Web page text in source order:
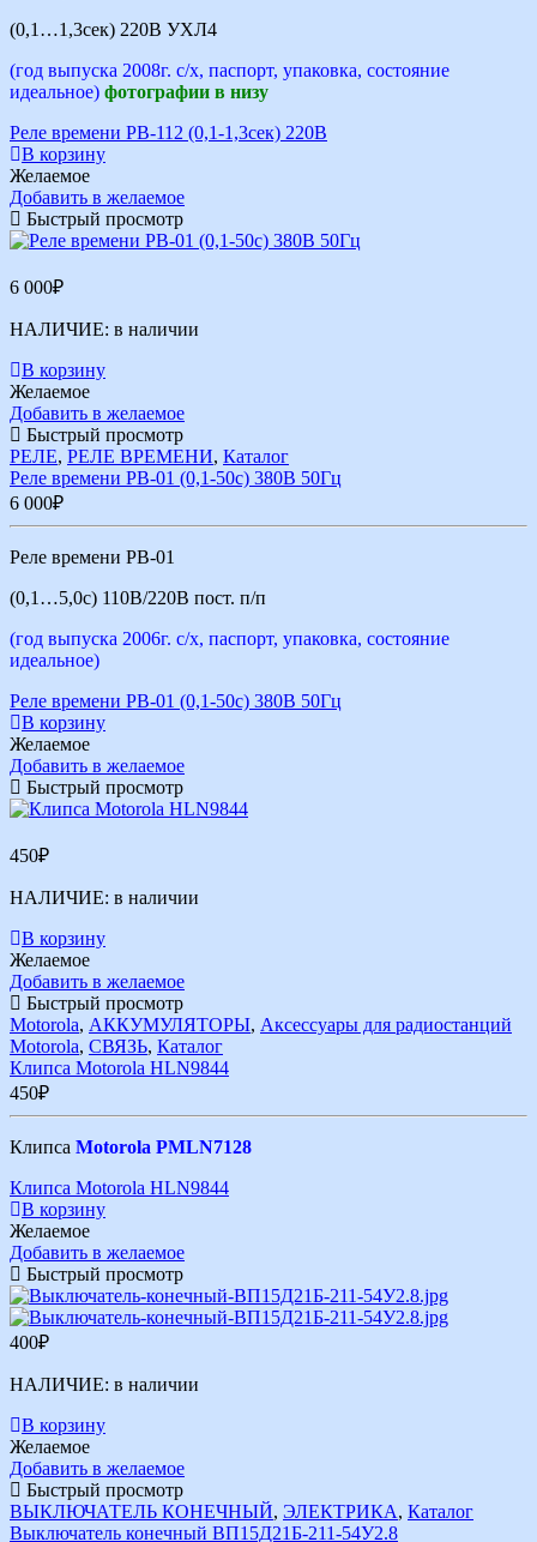
(0,1…1,3сек) 220В УХЛ4
(год выпуска 2008г. с/х, паспорт, упаковка, состояние
идеальное) фотографии в низу
Реле времени РВ-112 (0,1-1,3сек) 220В
В корзину
Желаемое
Добавить в желаемое
Быстрый просмотр
6 000₽
НАЛИЧИЕ: в наличии
В корзину
Желаемое
Добавить в желаемое
Быстрый просмотр
РЕЛЕ, РЕЛЕ ВРЕМЕНИ, Каталог
Реле времени РВ-01 (0,1-50с) 380В 50Гц
6 000₽
Реле времени РВ-01
(0,1…5,0с) 110В/220В пост. п/п
(год выпуска 2006г. с/х, паспорт, упаковка, состояние
идеальное)
Реле времени РВ-01 (0,1-50с) 380В 50Гц
В корзину
Желаемое
Добавить в желаемое
Быстрый просмотр
450₽
НАЛИЧИЕ: в наличии
В корзину
Желаемое
Добавить в желаемое
Быстрый просмотр
Motorola, АККУМУЛЯТОРЫ, Аксессуары для радиостанций
Motorola, СВЯЗЬ, Каталог
Клипса Motorola HLN9844
450₽
Клипса Motorola PMLN7128
Клипса Motorola HLN9844
В корзину
Желаемое
Добавить в желаемое
Быстрый просмотр
400₽
НАЛИЧИЕ: в наличии
В корзину
Желаемое
Добавить в желаемое
Быстрый просмотр
ВЫКЛЮЧАТЕЛЬ КОНЕЧНЫЙ, ЭЛЕКТРИКА, Каталог
Выключатель конечный ВП15Д21Б-211-54У2.8